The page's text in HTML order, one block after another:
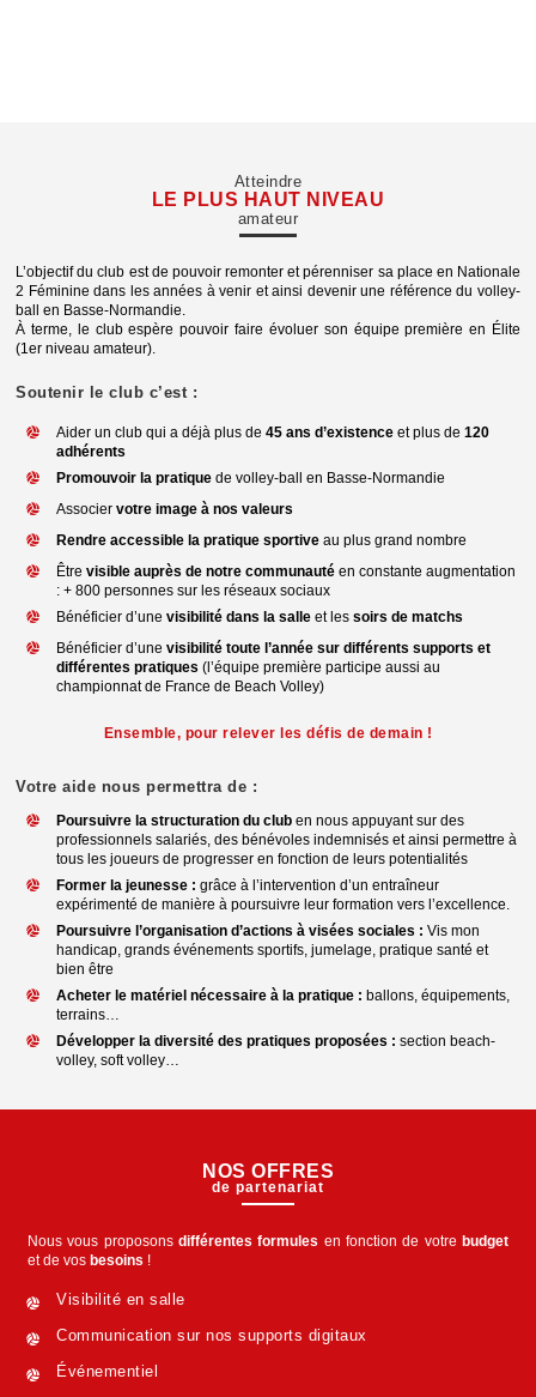
Atteindre
LE PLUS HAUT NIVEAU
amateur
L’objectif du club est de pouvoir remonter et pérenniser sa place en Nationale
2 Féminine dans les années à venir et ainsi devenir une référence du volley-
ball en Basse-Normandie.
À terme, le club espère pouvoir faire évoluer son équipe première en Élite
(1er niveau amateur).
Soutenir le club c’est :
Aider un club qui a déjà plus de45 ans d’existence et plus de120
adhérents
Promouvoir la pratique de volley-ball en Basse-Normandie
Associervotre image à nos valeurs
Rendre accessible la pratique sportive au plus grand nombre
Êtrevisible auprès de notre communauté en constante augmentation
: + 800 personnes sur les réseaux sociaux
Bénéficier d’unevisibilité dans la salle et lessoirs de matchs
Bénéficier d’unevisibilité toute l’année sur différents supports et
différentes pratiques (l’équipe première participe aussi au
championnat de France de Beach Volley)
Ensemble, pour relever les défis de demain !
Votre aide nous permettra de :
Poursuivre la structuration du cluben nous appuyant sur des
professionnels salariés, des bénévoles indemnisés et ainsi permettre à
tous les joueurs de progresser en fonction de leurs potentialités
Former la jeunesse :grâce à l’intervention d’un entraîneur
expérimenté de manière à poursuivre leur formation vers l’excellence.
Poursuivre l’organisation d’actions à visées sociales :Vis mon
handicap, grands événements sportifs, jumelage, pratique santé et
bien être
Acheter le matériel nécessaire à la pratique :ballons, équipements,
terrains…
Développer la diversité des pratiques proposées : section beach-
volley, soft volley…
NOS OFFRES
de partenariat
Nous vous proposons différentes formules en fonction de votre budget
et de vos besoins !
Visibilité en salle
Communication sur nos supports digitaux
Événementiel